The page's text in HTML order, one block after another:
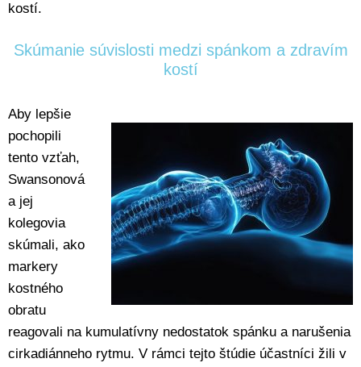
kostí.
Skúmanie súvislosti medzi spánkom a zdravím
kostí
Aby lepšie
pochopili
tento vzťah,
Swansonová
a jej
kolegovia
skúmali, ako
markery
kostného
obratu
reagovali na kumulatívny nedostatok spánku a narušenia
cirkadiánneho rytmu. V rámci tejto štúdie účastníci žili v